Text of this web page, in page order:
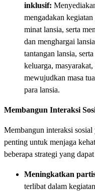
inklusif:
mengadakan
minat lansia, serta
dan menghargai
tantangan lansia,
keluarga,
mewujudkan masa
para lansia.
Membangun Interaksi
Membangun interaksi
penting untuk menjaga
beberapa strategi yang
Meningkatkan
terlibat dalam